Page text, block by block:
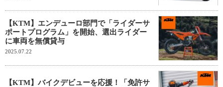
【KTM】エンデューロ部門で「ライダーサ
ポートプログラム」を開始、選出ライダー
に車両を無償貸与
2025.07.22
【KTM】バイクデビューを応援！「免許サ